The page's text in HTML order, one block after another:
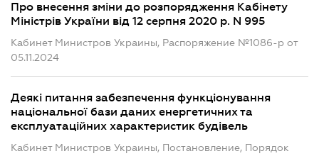
Про внесення зміни до розпорядження Кабінету
Міністрів України від 12 серпня 2020 р. N 995
Кабинет Министров Украины, Распоряжение №1086-р от
05.11.2024
Деякі питання забезпечення функціонування
національної бази даних енергетичних та
експлуатаційних характеристик будівель
Кабинет Министров Украины, Постановление, Порядок